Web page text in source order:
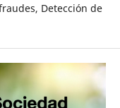
Detección de